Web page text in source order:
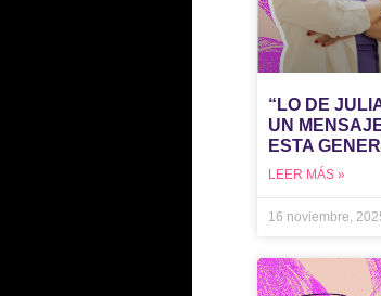
“LO DE
UN
ESTA
LEER MÁS »
16 noviembre,